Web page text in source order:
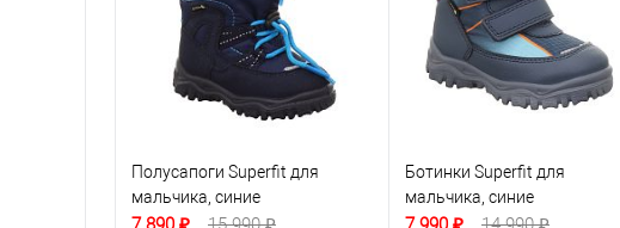
Полусапоги Superfit для
мальчика, синие
Ботинки Superfit для
мальчика, синие